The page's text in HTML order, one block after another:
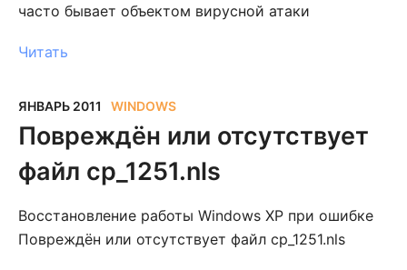
часто бывает объектом вирусной атаки
Читать
ЯНВАРЬ 2011 WINDOWS
Повреждён или отсутствует
файл cp_1251.nls
Восстановление работы Windows XP при ошибке
Повреждён или отсутствует файл cp_1251.nls